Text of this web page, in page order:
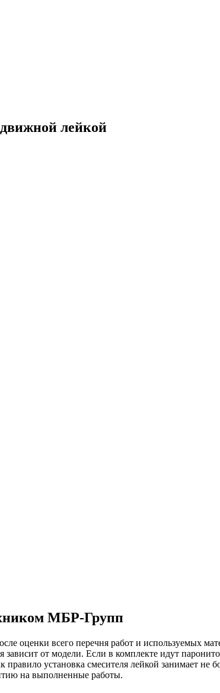
лейкой
МБР-Групп
оценки всего перечня работ и используемых
от модели. Если в комплекте идут
установка смесителя лейкой занимает не
на выполненные работы.